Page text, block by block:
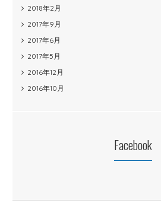
2018年2月
2017年9月
2017年6月
2017年5月
2016年12月
2016年10月
Facebook